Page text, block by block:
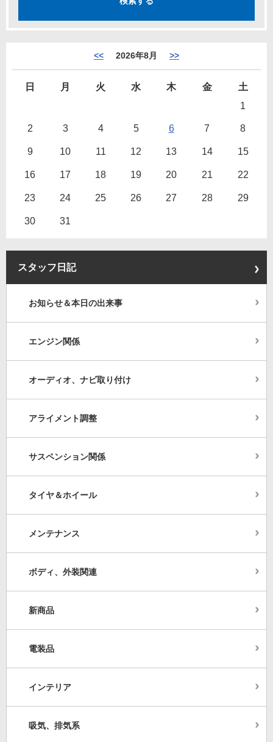
<< 2026年8月 >>
日 月 火 水 木 金
土
1
2 3 4 5 6 7 8
9 10 11 12 13 14 15
16 17 18 19 20 21 22
23 24 25 26 27 28 29
30 31
スタッフ日記
お知らせ＆本日の出来事
エンジン関係
オーディオ、ナビ取り付け
アライメント調整
サスペンション関係
タイヤ＆ホイール
メンテナンス
ボディ、外装関連
新商品
電装品
インテリア
吸気、排気系